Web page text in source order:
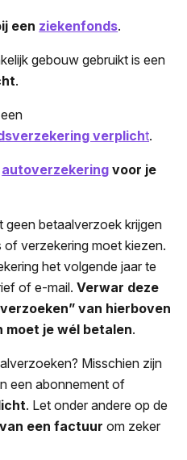
een ziekenfonds.
gebouw gebruikt is een
.
verplicht.
autoverzekering voor je
geen betaalverzoek krijgen
verzekering moet kiezen.
het volgende jaar te
of e-mail. Verwar deze
van hierboven
je wél betalen.
Misschien zijn
een abonnement of
. Let onder andere op de
een factuur om zeker